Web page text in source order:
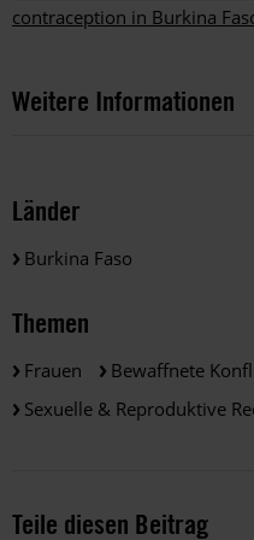
contraception in Burkina
Weitere Informationen
Länder
Burkina Faso
Themen
Frauen Bewaffnete
Sexuelle & Reproduktive
Teile diesen Beitrag